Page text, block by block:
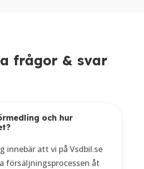
frågor & svar
och hur
innebär att vi på Vsdbil.se
försäljningsprocessen åt